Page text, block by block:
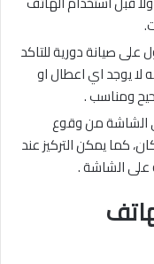
على صيانة دورية للتاكد
لا يوجد اي اعطال او
ومناسب .
الشاشة من وقوع
كما يمكن التركيز عند
على الشاشة .